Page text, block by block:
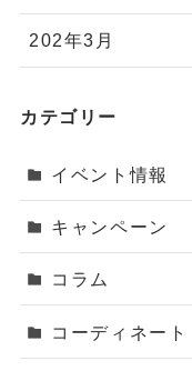
202年3月
カテゴリー
イベント情報
キャンペーン
コラム
コーディネート